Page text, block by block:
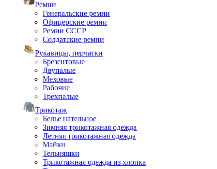
Ремни
Генеральские ремни
Офицерские ремни
Ремни СССР
Солдатские ремни
Рукавицы, перчатки
Брезентовые
Двупалые
Меховые
Рабочие
Трехпалые
Трикотаж
Белье нательное
Зимняя трикотажная одежда
Летняя трикотажная одежда
Майки
Тельняшки
Трикотажная одежда из хлопка